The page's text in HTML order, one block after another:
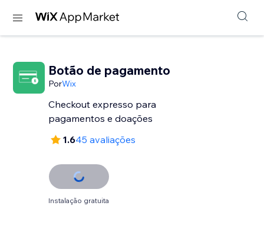
Botão de pagamento
PorWix
Checkout expresso para
pagamentos e doações
1.645 avaliações
Instalação gratuita